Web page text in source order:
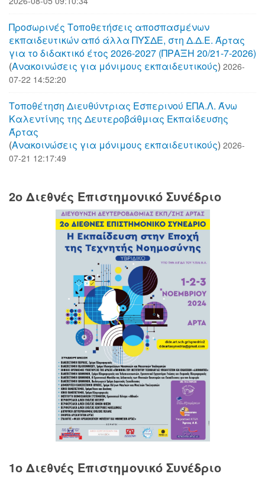
Προσωρινές Τοποθετήσεις αποσπασμένων
εκπαιδευτικών από άλλα ΠΥΣΔΕ, στη Δ.Δ.Ε. Άρτας
για το διδακτικό έτος 2026-2027 (ΠΡΑΞΗ 20/21-7-2026)
(Aνακοινώσεις για μόνιμους εκπαιδευτικούς) 2026-
07-22 14:52:20
Τοποθέτηση Διευθύντριας Εσπερινού ΕΠΑ.Λ. Άνω
Καλεντίνης της Δευτεροβάθμιας Εκπαίδευσης
Άρτας
(Aνακοινώσεις για μόνιμους εκπαιδευτικούς) 2026-
07-21 12:17:49
2o Διεθνές Επιστημονικό Συνέδριο
1o Διεθνές Επιστημονικό Συνέδριο